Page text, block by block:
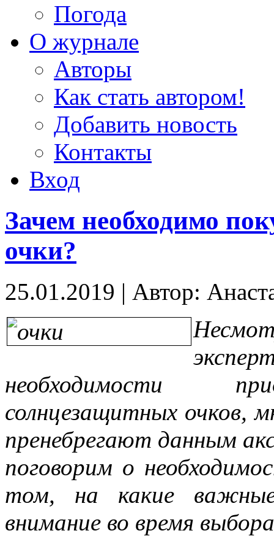
Погода
О журнале
Авторы
Как стать автором!
Добавить новость
Контакты
Вход
Зачем необходимо
очки?
25.01.2019 | Автор:
необходимости
солнцезащитных очков,
пренебрегают данным
поговорим о
том, на какие
внимание во время